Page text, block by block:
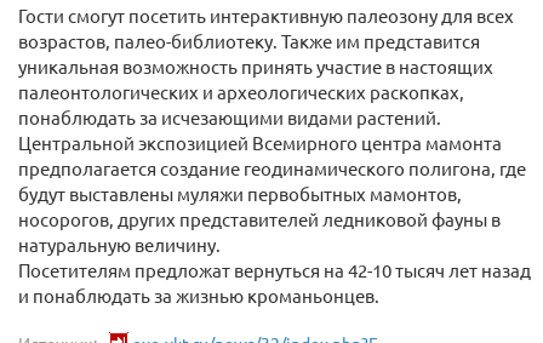
Гости смогут посетить интерактивную палеозону для всех
возрастов, палео-библиотеку. Также им представится
уникальная возможность принять участие в настоящих
палеонтологических и археологических раскопках,
понаблюдать за исчезающими видами растений.
Центральной экспозицией Всемирного центра мамонта
предполагается создание геодинамического полигона, где
будут выставлены муляжи первобытных мамонтов,
носорогов, других представителей ледниковой фауны в
натуральную величину.
Посетителям предложат вернуться на 42-10 тысяч лет назад
и понаблюдать за жизнью кроманьонцев.